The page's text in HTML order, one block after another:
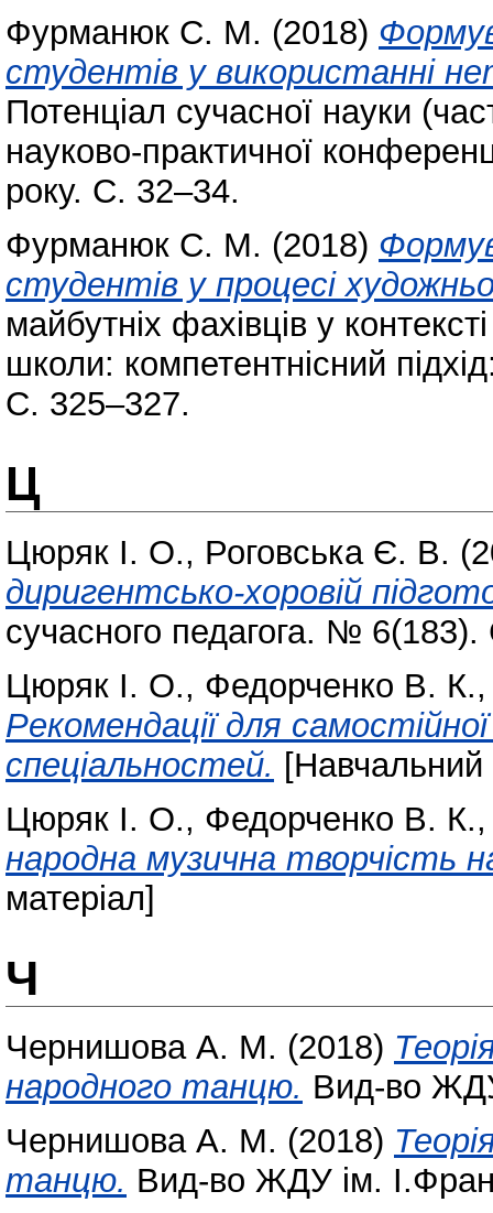
Фурманюк С. М. (2018)
студентів у використанні
Потенціал сучасної науки
науково-практичної
року. С. 32–34.
Фурманюк С. М. (2018)
студентів у процесі
майбутніх фахівців у
школи: компетентнісний
С. 325–327.
Ц
Цюряк І. О., Роговська Є. В.
диригентсько-хоровій
сучасного педагога. №
Цюряк І. О., Федорченко В. К.
Рекомендації для
спеціальностей. [Навчальний
Цюряк І. О., Федорченко В. К.
народна музична творчість
матеріал]
Ч
Чернишова А. М. (2018)
народного танцю. Вид-во
Чернишова А. М. (2018)
танцю. Вид-во ЖДУ ім.